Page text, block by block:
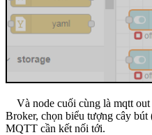
Và node cuối cùng là mqtt
Broker, chọn biểu tượng cây bút
MQTT cần kết nối tới.